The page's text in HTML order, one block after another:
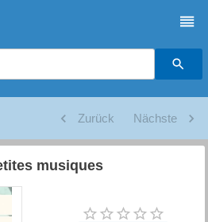
Zurück Nächste
musiques